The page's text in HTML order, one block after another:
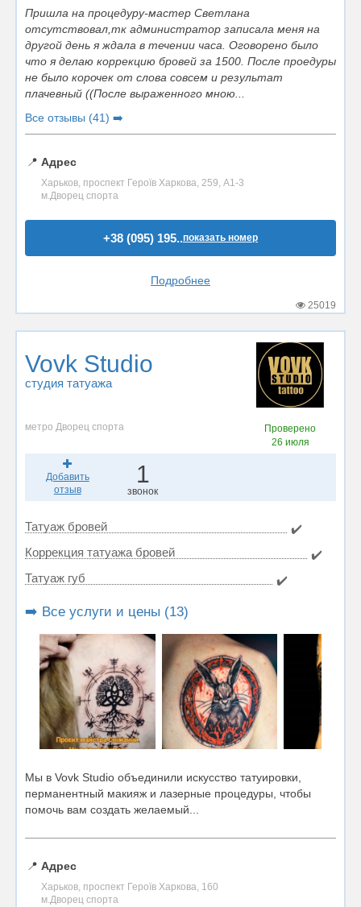
Пришла на процедуру-мастер Светлана
отсутствовал,тк администратор записала меня на
другой день я ждала в течении часа. Оговорено было
что я делаю коррекцию бровей за 1500. После проедуры
не было корочек от слова совсем и результат
плачевный ((После выраженного мною...
Все отзывы (41) ➡️
📍 Адрес
Харьков, проспект Героїв Харкова, 259, А1-3
м.Дворец спорта
+38 (095) 195..показать номер
Подробнее
25019
Vovk Studio
студия татуажа
метро Дворец спорта
Проверено
26 июля
Добавить
отзыв
1
звонок
Татуаж бровей
✔️
Коррекция татуажа бровей
✔️
Татуаж губ
✔️
➡️ Все услуги и цены (13)
Мы в Vovk Studio объединили искусство татуировки,
перманентный макияж и лазерные процедуры, чтобы
помочь вам создать желаемый...
📍 Адрес
Харьков, проспект Героїв Харкова, 160
м.Дворец спорта